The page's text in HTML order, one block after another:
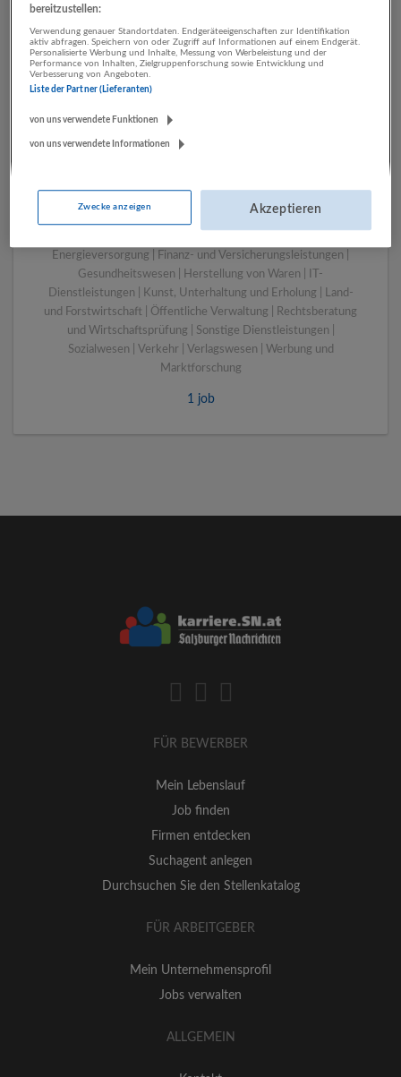
LUGSTEIN CONSULTING
Energieversorgung | Finanz- und Versicherungsleistungen |
Gesundheitswesen | Herstellung von Waren | IT-
Dienstleistungen | Kunst, Unterhaltung und Erholung | Land-
und Forstwirtschaft | Öffentliche Verwaltung | Rechtsberatung
und Wirtschaftsprüfung | Sonstige Dienstleistungen |
Sozialwesen | Verkehr | Verlagswesen | Werbung und
Marktforschung
1 job
FÜR BEWERBER
Mein Lebenslauf
Job finden
Firmen entdecken
Suchagent anlegen
Durchsuchen Sie den Stellenkatalog
FÜR ARBEITGEBER
Mein Unternehmensprofil
Jobs verwalten
ALLGEMEIN
bereitzustellen:
Verwendung genauer Standortdaten. Endgeräteeigenschaften zur Identifikation
aktiv abfragen. Speichern von oder Zugriff auf Informationen auf einem Endgerät.
Personalisierte Werbung und Inhalte, Messung von Werbeleistung und der
Performance von Inhalten, Zielgruppenforschung sowie Entwicklung und
Verbesserung von Angeboten.
Liste der Partner (Lieferanten)
von uns verwendete Funktionen
von uns verwendete Informationen
Zwecke anzeigen Akzeptieren